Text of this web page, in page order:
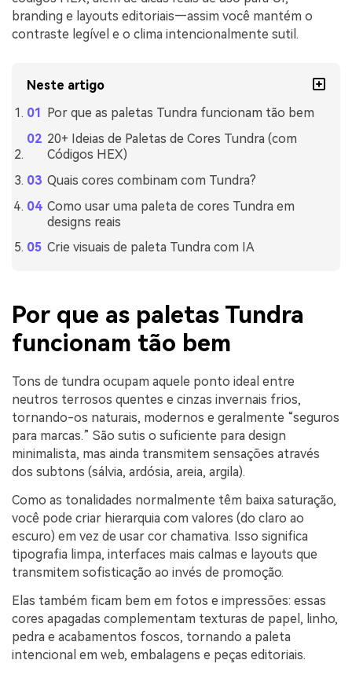
branding e layouts editoriais—assim você mantém o
contraste legível e o clima intencionalmente sutil.
Neste artigo
Por que as paletas Tundra funcionam tão bem
20+ Ideias de Paletas de Cores Tundra (com
Códigos HEX)
Quais cores combinam com Tundra?
Como usar uma paleta de cores Tundra em
designs reais
Crie visuais de paleta Tundra com IA
Por que as paletas Tundra
funcionam tão bem
Tons de tundra ocupam aquele ponto ideal entre
neutros terrosos quentes e cinzas invernais frios,
tornando-os naturais, modernos e geralmente “seguros
para marcas.” São sutis o suficiente para design
minimalista, mas ainda transmitem sensações através
dos subtons (sálvia, ardósia, areia, argila).
Como as tonalidades normalmente têm baixa saturação,
você pode criar hierarquia com valores (do claro ao
escuro) em vez de usar cor chamativa. Isso significa
tipografia limpa, interfaces mais calmas e layouts que
transmitem sofisticação ao invés de promoção.
Elas também ficam bem em fotos e impressões: essas
cores apagadas complementam texturas de papel, linho,
pedra e acabamentos foscos, tornando a paleta
intencional em web, embalagens e peças editoriais.